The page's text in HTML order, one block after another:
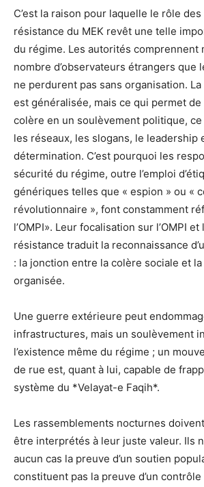
C’est la raison pour laquelle le rôle
résistance du MEK revêt une telle
du régime. Les autorités comprennent
nombre d’observateurs étrangers que
ne perdurent pas sans organisation.
est généralisée, mais ce qui permet
colère en un soulèvement politique,
les réseaux, les slogans, le leadership
détermination. C’est pourquoi les
sécurité du régime, outre l’emploi
génériques telles que « espion » ou «
révolutionnaire », font constamment
l’OMPI». Leur focalisation sur l’OMPI
résistance traduit la reconnaissance
: la jonction entre la colère sociale et
organisée.
Une guerre extérieure peut
infrastructures, mais un soulèvement
l’existence même du régime ; un
de rue est, quant à lui, capable de
système du *Velayat-e Faqih*.
Les rassemblements nocturnes
être interprétés à leur juste valeur. Ils
aucun cas la preuve d’un soutien
constituent pas la preuve d’un